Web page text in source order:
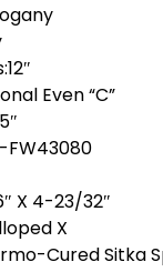
Even “C”
FW43080
X 4-23/32″
X
Cured Sitka